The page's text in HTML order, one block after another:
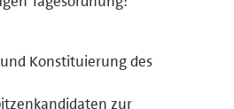
Konstituierung des
zur